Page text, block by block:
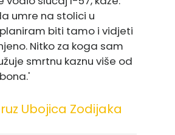
umre na stolici u
biti tamo i vidjeti
Nitko za koga sam
smrtnu kaznu više od
Ubojica Zodijaka